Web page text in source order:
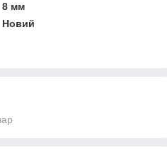
8 мм
Новий